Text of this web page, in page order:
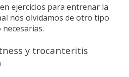
ejercicios para entrenar la
nos olvidamos de otro tipo
y trocanteritis